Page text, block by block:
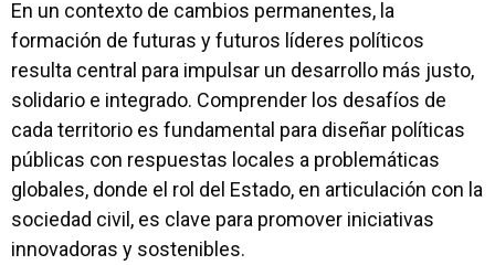
En un contexto de cambios permanentes, la
formación de futuras y futuros líderes políticos
resulta central para impulsar un desarrollo más justo,
solidario e integrado. Comprender los desafíos de
cada territorio es fundamental para diseñar políticas
públicas con respuestas locales a problemáticas
globales, donde el rol del Estado, en articulación con la
sociedad civil, es clave para promover iniciativas
innovadoras y sostenibles.